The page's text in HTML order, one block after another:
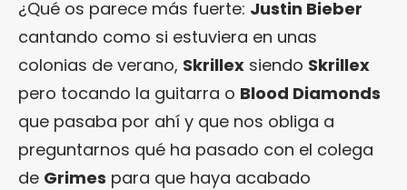
¿Qué os parece más fuerte: Justin Bieber
cantando como si estuviera en unas
colonias de verano, Skrillex siendo Skrillex
pero tocando la guitarra o Blood Diamonds
que pasaba por ahí y que nos obliga a
preguntarnos qué ha pasado con el colega
de Grimes para que haya acabado